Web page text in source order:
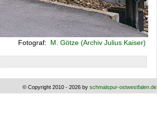
Fotograf: M. Götze (Archiv Julius Kaiser)
© Copyright 2010 - 2026 by schmalspur-ostwestfalen.de